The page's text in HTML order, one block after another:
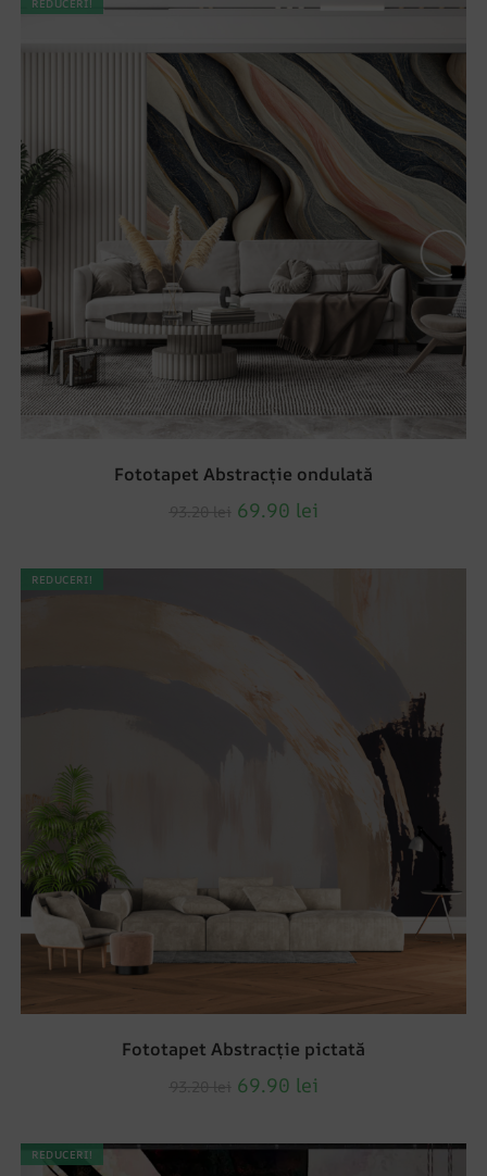
REDUCERI!
Fototapet Abstracție ondulată
69.90 lei
REDUCERI!
Fototapet Abstracție pictată
69.90 lei
REDUCERI!